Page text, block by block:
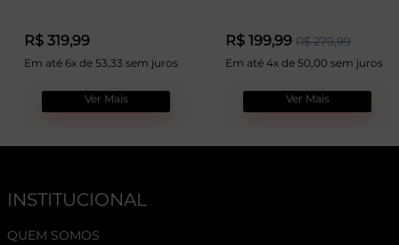
R$ 319,99
Em até 6x de 53,33 sem juros
Ver Mais
R$ 199,99 R$ 279,99
Em até 4x de 50,00 sem juros
Ver Mais
INSTITUCIONAL
QUEM SOMOS